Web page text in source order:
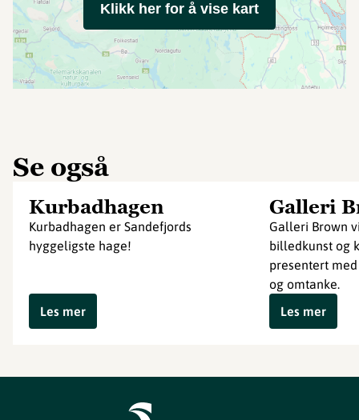
Klikk her for å vise kart
Se også
Kurbadhagen
Kurbadhagen er Sandefjords
hyggeligste hage!
Les mer
Galleri
Galleri Brown
billedkunst og
presentert
og omtanke.
Les mer